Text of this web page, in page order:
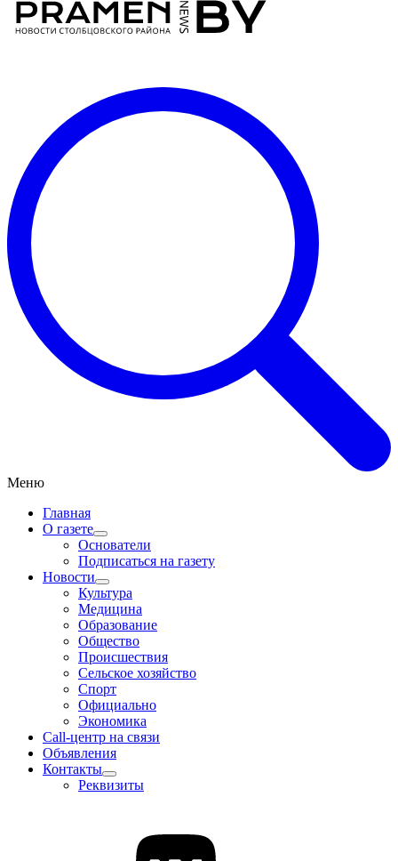
Меню
Главная
О газете
Основатели
Подписаться на газету
Новости
Культура
Медицина
Образование
Общество
Происшествия
Сельское хозяйство
Спорт
Официально
Экономика
Call-центр на связи
Объявления
Контакты
Реквизиты